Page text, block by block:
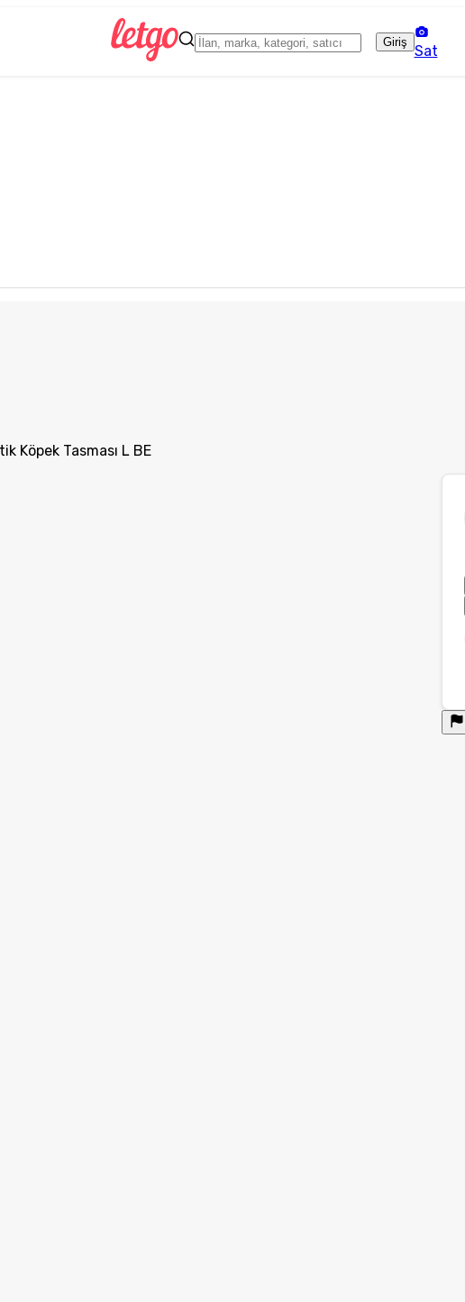
Giriş
Sat
Köpek Tasması L BE